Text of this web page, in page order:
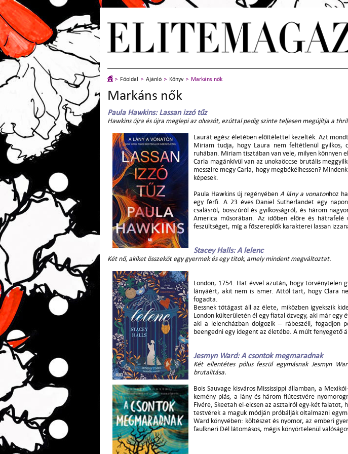
Főoldal Ajánló Könyv Markáns nők
Markáns nők
Paula Hawkins:Lassan izzó tűz
Hawkins újra és újra meglepi az olvasót, ezúttal pedig szinte teljesen megújítja a
Laurát egész életében előítélettel kezelték. Azt
Miriam tudja, hogy Laura nem feltétlenül gyilkos,
ruhában. Miriam tisztában van vele, milyen könnyen
Carla magánkívül van az unokaöccse brutális
messzire megy Carla, hogy megbékélhessen?
képesek.
Paula Hawkins új regényébenA lány a vonatonhoz
egy férfi. A 23 éves Daniel Sutherlandet egy
csalásról, bosszúról és gyilkosságról, és három
America műsorában. Az időben előre és
feszültséget, míg a főszereplők karakterei lassan
Stacey Halls: A lelenc
Két nő, akiket összeköt egy gyermek és egy titok, amely mindent megváltoztat.
London, 1754. Hat évvel azután, hogy törvénytelen
lányáért, akit nem is ismer. Attól tart, hogy Clara
fogadta.
Bessnek tótágast áll az élete, miközben igyekszik
London külterületén él egy fiatal özvegy, aki már egy
aki a lelencházban dolgozik – rábeszéli,
beengedni egy idegent az életébe. A múlt fenyegető
Jesmyn Ward: A csontok megmaradnak
Két ellentétes pólus feszül egymásnak Jesmyn
brutalitása.
Bois Sauvage kisváros Mississippi államban, a
kemény piás, a lány és három fiútestvére
Fivére, Skeetah el-elcsen az asztalról egy-két falatot,
testvérek a maguk módján próbálják oltalmazni
Ward könyvében: költészet és nyomor, az emberi
faulkneri Dél látomásos, mégis könyörtelenül